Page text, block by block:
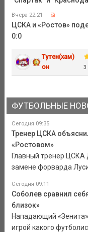
Вчера 22:21
ЦСКА и «Ростов»
0:0
Тутен(хам)
он
3
ФУТБОЛЬНЫЕ
Сегодня 09:35
Тренер ЦСКА
«Ростовом»
Главный тренер ЦСКА
замене форварда
Сегодня 09:11
Соболев сравнил
близок»
Нападающий
игрой какого